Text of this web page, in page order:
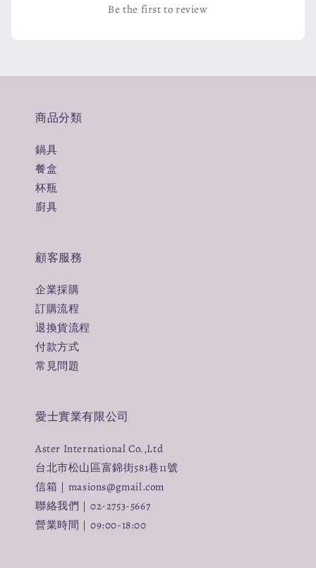
Be the first to review
商品分類
鍋具
餐盒
杯瓶
廚具
顧客服務
企業採購
訂購流程
退換貨流程
付款方式
常見問題
愛士實業有限公司
Aster International Co.,Ltd
台北市松山區富錦街581巷11號
信箱｜masions@gmail.com
聯絡我們｜02-2753-5667
營業時間｜09:00-18:00